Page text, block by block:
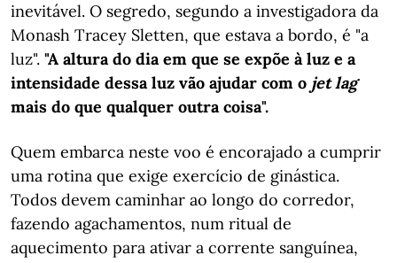
inevitável. O segredo, segundo a investigadora da
Monash Tracey Sletten, que estava a bordo, é "a
luz". "A altura do dia em que se expõe à luz e a
intensidade dessa luz vão ajudar com o jet lag
mais do que qualquer outra coisa".
Quem embarca neste voo é encorajado a cumprir
uma rotina que exige exercício de ginástica.
Todos devem caminhar ao longo do corredor,
fazendo agachamentos, num ritual de
aquecimento para ativar a corrente sanguínea,